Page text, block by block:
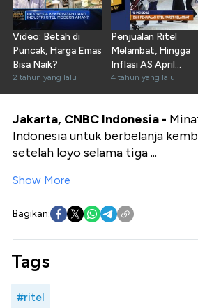
Video: Betah di
Puncak, Harga Emas
Bisa Naik?
2 tahun yang lalu
Penjualan Ritel
Melambat, Hingga
Inflasi AS April
Sentuh 8,3%
4 tahun yang lalu
Jakarta, CNBC Indonesia -
Indonesia untuk berbelanja
setelah loyo selama tiga ...
Show More
Bagikan:
Tags
#ritel